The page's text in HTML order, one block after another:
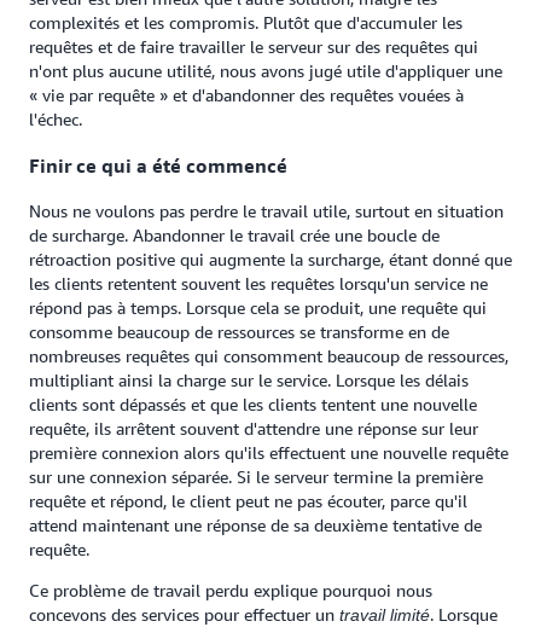
complexités et les compromis. Plutôt que d'accumuler les
requêtes et de faire travailler le serveur sur des requêtes qui
n'ont plus aucune utilité, nous avons jugé utile d'appliquer une
« vie par requête » et d'abandonner des requêtes vouées à
l'échec.
Finir ce qui a été commencé
Nous ne voulons pas perdre le travail utile, surtout en situation
de surcharge. Abandonner le travail crée une boucle de
rétroaction positive qui augmente la surcharge, étant donné que
les clients retentent souvent les requêtes lorsqu'un service ne
répond pas à temps. Lorsque cela se produit, une requête qui
consomme beaucoup de ressources se transforme en de
nombreuses requêtes qui consomment beaucoup de ressources,
multipliant ainsi la charge sur le service. Lorsque les délais
clients sont dépassés et que les clients tentent une nouvelle
requête, ils arrêtent souvent d'attendre une réponse sur leur
première connexion alors qu'ils effectuent une nouvelle requête
sur une connexion séparée. Si le serveur termine la première
requête et répond, le client peut ne pas écouter, parce qu'il
attend maintenant une réponse de sa deuxième tentative de
requête.
Ce problème de travail perdu explique pourquoi nous
concevons des services pour effectuer un travail limité. Lorsque